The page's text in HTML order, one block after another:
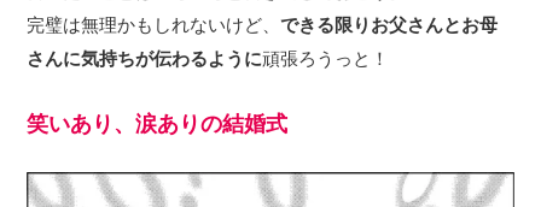
完璧は無理かもしれないけど、できる限りお父さんとお母
さんに気持ちが伝わるように頑張ろうっと！
笑いあり、涙ありの結婚式